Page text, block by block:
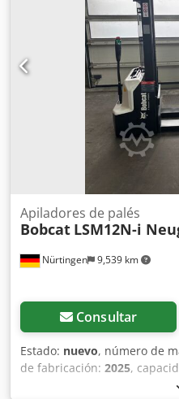
23X9-10 ,
3,552 kg,
4880-01823 Cedpfx Aioy
batería: 48 V, 600 Ah, de litio.
Nürtingen 9,539 km
Apiladores de palés
Bobcat LSM12N-i
Consultar
Estado: nuevo, número de
de fabricación: 2025,
,